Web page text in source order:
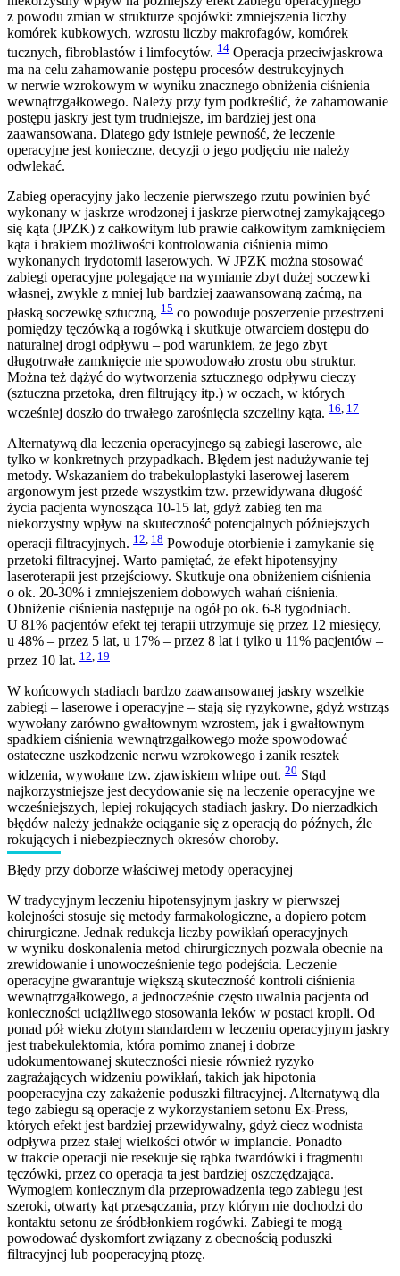
z powodu zmian w strukturze spojówki: zmniejszenia liczby
komórek kubkowych, wzrostu liczby makrofagów, komórek
tucznych, fibroblastów i limfocytów. 14 Operacja przeciwjaskrowa
ma na celu zahamowanie postępu procesów destrukcyjnych
w nerwie wzrokowym w wyniku znacznego obniżenia ciśnienia
wewnątrzgałkowego. Należy przy tym podkreślić, że zahamowanie
postępu jaskry jest tym trudniejsze, im bardziej jest ona
zaawansowana. Dlatego gdy istnieje pewność, że leczenie
operacyjne jest konieczne, decyzji o jego podjęciu nie należy
odwlekać.
Zabieg operacyjny jako leczenie pierwszego rzutu powinien być
wykonany w jaskrze wrodzonej i jaskrze pierwotnej zamykającego
się kąta (JPZK) z całkowitym lub prawie całkowitym zamknięciem
kąta i brakiem możliwości kontrolowania ciśnienia mimo
wykonanych irydotomii laserowych. W JPZK można stosować
zabiegi operacyjne polegające na wymianie zbyt dużej soczewki
własnej, zwykle z mniej lub bardziej zaawansowaną zaćmą, na
płaską soczewkę sztuczną, 15 co powoduje poszerzenie przestrzeni
pomiędzy tęczówką a rogówką i skutkuje otwarciem dostępu do
naturalnej drogi odpływu – pod warunkiem, że jego zbyt
długotrwałe zamknięcie nie spowodowało zrostu obu struktur.
Można też dążyć do wytworzenia sztucznego odpływu cieczy
(sztuczna przetoka, dren filtrujący itp.) w oczach, w których
wcześniej doszło do trwałego zarośnięcia szczeliny kąta. 16 17
Alternatywą dla leczenia operacyjnego są zabiegi laserowe, ale
tylko w konkretnych przypadkach. Błędem jest nadużywanie tej
metody. Wskazaniem do trabekuloplastyki laserowej laserem
argonowym jest przede wszystkim tzw. przewidywana długość
życia pacjenta wynosząca 10-15 lat, gdyż zabieg ten ma
niekorzystny wpływ na skuteczność potencjalnych późniejszych
operacji filtracyjnych. 12, 18 Powoduje otorbienie i zamykanie się
przetoki filtracyjnej. Warto pamiętać, że efekt hipotensyjny
laseroterapii jest przejściowy. Skutkuje ona obniżeniem ciśnienia
o ok. 20-30% i zmniejszeniem dobowych wahań ciśnienia.
Obniżenie ciśnienia następuje na ogół po ok. 6-8 tygodniach.
U 81% pacjentów efekt tej terapii utrzymuje się przez 12 miesięcy,
u 48% – przez 5 lat, u 17% – przez 8 lat i tylko u 11% pacjentów –
przez 10 lat. 12 19
W końcowych stadiach bardzo zaawansowanej jaskry wszelkie
zabiegi – laserowe i operacyjne – stają się ryzykowne, gdyż wstrząs
wywołany zarówno gwałtownym wzrostem, jak i gwałtownym
spadkiem ciśnienia wewnątrzgałkowego może spowodować
ostateczne uszkodzenie nerwu wzrokowego i zanik resztek
widzenia, wywołane tzw. zjawiskiem whipe out. 20 Stąd
najkorzystniejsze jest decydowanie się na leczenie operacyjne we
wcześniejszych, lepiej rokujących stadiach jaskry. Do nierzadkich
błędów należy jednakże ociąganie się z operacją do późnych, źle
rokujących i niebezpiecznych okresów choroby.
Błędy przy doborze właściwej metody operacyjnej
W tradycyjnym leczeniu hipotensyjnym jaskry w pierwszej
kolejności stosuje się metody farmakologiczne, a dopiero potem
chirurgiczne. Jednak redukcja liczby powikłań operacyjnych
w wyniku doskonalenia metod chirurgicznych pozwala obecnie na
zrewidowanie i unowocześnienie tego podejścia. Leczenie
operacyjne gwarantuje większą skuteczność kontroli ciśnienia
wewnątrzgałkowego, a jednocześnie często uwalnia pacjenta od
konieczności uciążliwego stosowania leków w postaci kropli. Od
ponad pół wieku złotym standardem w leczeniu operacyjnym jaskry
jest trabekulektomia, która pomimo znanej i dobrze
udokumentowanej skuteczności niesie również ryzyko
zagrażających widzeniu powikłań, takich jak hipotonia
pooperacyjna czy zakażenie poduszki filtracyjnej. Alternatywą dla
tego zabiegu są operacje z wykorzystaniem setonu Ex-Press,
których efekt jest bardziej przewidywalny, gdyż ciecz wodnista
odpływa przez stałej wielkości otwór w implancie. Ponadto
w trakcie operacji nie resekuje się rąbka twardówki i fragmentu
tęczówki, przez co operacja ta jest bardziej oszczędzająca.
Wymogiem koniecznym dla przeprowadzenia tego zabiegu jest
szeroki, otwarty kąt przesączania, przy którym nie dochodzi do
kontaktu setonu ze śródbłonkiem rogówki. Zabiegi te mogą
powodować dyskomfort związany z obecnością poduszki
filtracyjnej lub pooperacyjną ptozę.